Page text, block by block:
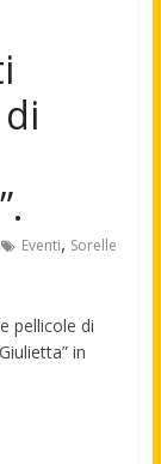
Eventi, Sorelle
pellicole di
in